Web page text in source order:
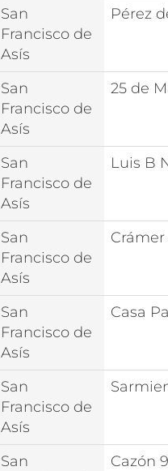
San
Francisco de
Asís
Pérez
San
Francisco de
Asís
25 de
San
Francisco de
Asís
Luis B
San
Francisco de
Asís
San
Francisco de
Asís
Casa
San
Francisco de
Asís
San
Cazón